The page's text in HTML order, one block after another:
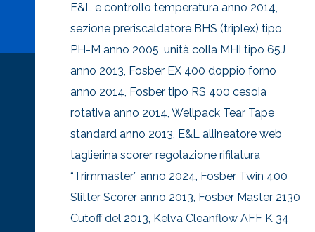
E&L e controllo temperatura anno 2014,
sezione preriscaldatore BHS (triplex) tipo
PH-M anno 2005, unità colla MHI tipo 65J
anno 2013, Fosber EX 400 doppio forno
anno 2014, Fosber tipo RS 400 cesoia
rotativa anno 2014, Wellpack Tear Tape
standard anno 2013, E&L allineatore web
taglierina scorer regolazione rifilatura
“Trimmaster” anno 2024, Fosber Twin 400
Slitter Scorer anno 2013, Fosber Master 2130
Cutoff del 2013, Kelva Cleanflow AFF K 34